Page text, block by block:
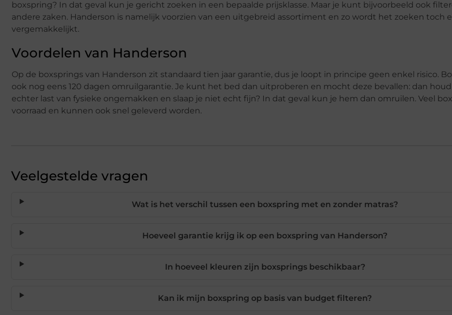
boxspring? In dat geval kun je gericht zoeken in een bepaalde prijsklasse. Maar je kunt bijvoorbeeld ook
andere zaken. Handerson is namelijk voorzien van een uitgebreid assortiment en zo wordt het zoeken toch
vergemakkelijkt.
Voordelen van Handerson
Op de boxsprings van Handerson zit standaard tien jaar garantie, dus je loopt in principe geen enkel risico.
ook nog eens 120 dagen omruilgarantie. Je kunt het bed dan uitproberen en mocht deze bevallen: dan
echter last van fysieke ongemakken en slaap je niet echt fijn? In dat geval kun je hem dan omruilen. Veel
voorraad en kunnen ook snel geleverd worden.
Veelgestelde vragen
Wat is het verschil tussen een boxspring met en zonder matras?
Hoeveel garantie krijg ik op een boxspring van Handerson?
In hoeveel kleuren zijn boxsprings beschikbaar?
Kan ik mijn boxspring op basis van budget filteren?